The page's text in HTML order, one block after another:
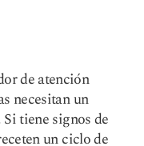
de atención
necesitan un
tiene signos de
un ciclo de